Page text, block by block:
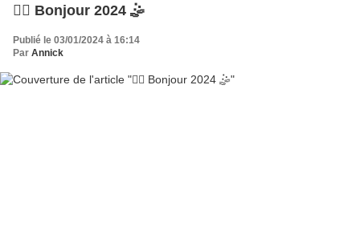
🤹‍♀️ Bonjour 2024 🤹
Publié le 03/01/2024 à 16:14
Par Annick